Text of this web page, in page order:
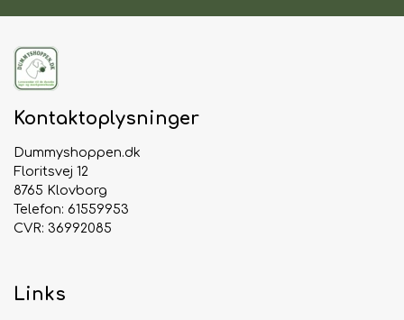
Kontaktoplysninger
Dummyshoppen.dk
Floritsvej 12
8765 Klovborg
Telefon: 61559953
CVR: 36992085
Links